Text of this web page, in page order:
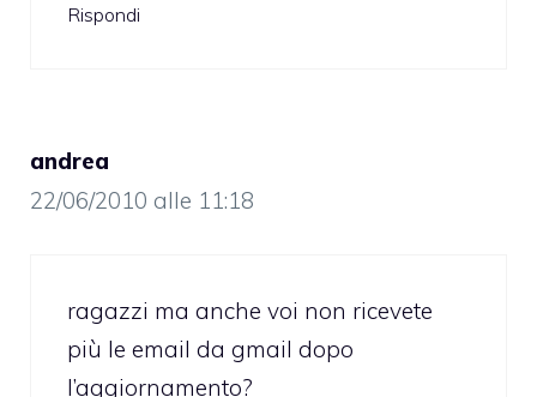
Rispondi
andrea
22/06/2010 alle 11:18
ragazzi ma anche voi non ricevete
più le email da gmail dopo
l’aggiornamento?